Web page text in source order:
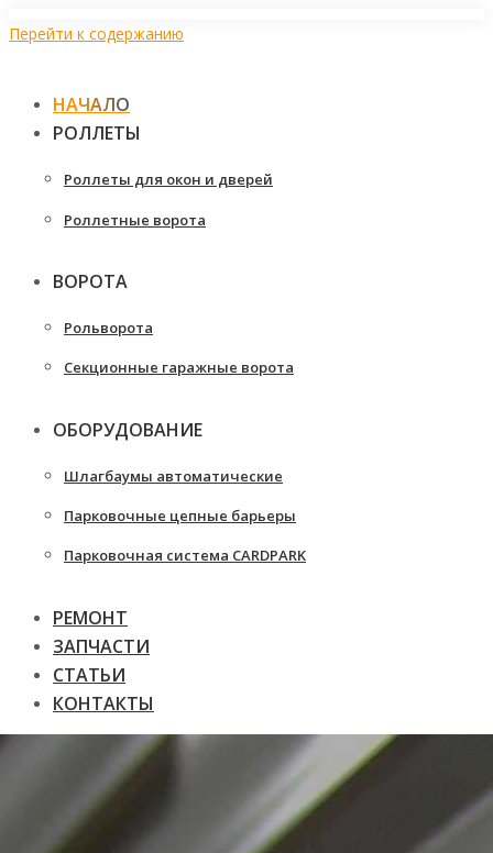
Перейти к содержанию
НАЧАЛО
РОЛЛЕТЫ
Роллеты для окон и дверей
Роллетные ворота
ВОРОТА
Рольворота
Секционные гаражные ворота
ОБОРУДОВАНИЕ
Шлагбаумы автоматические
Парковочные цепные барьеры
Парковочная система CARDPARK
РЕМОНТ
ЗАПЧАСТИ
СТАТЬИ
КОНТАКТЫ